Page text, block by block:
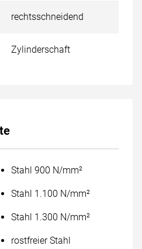
rechtsschneidend
Zylinderschaft
Stahl 900 N/mm²
Stahl 1.100 N/mm²
Stahl 1.300 N/mm²
rostfreier Stahl